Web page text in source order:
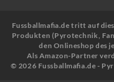
Fussballmafia.de tritt auf
Produkten (Pyrotechnik,
den Onlineshop des
Als Amazon-Partner
© 2026 Fussballmafia.de -